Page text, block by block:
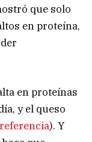
que solo
en proteína,
en proteínas
y el queso
referencia). Y